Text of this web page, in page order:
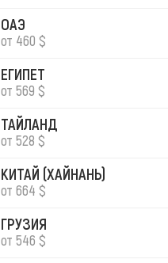
ОАЭ
от 460 $
ЕГИПЕТ
от 569 $
ТАЙЛАНД
от 528 $
КИТАЙ (ХАЙНАНЬ)
от 664 $
ГРУЗИЯ
от 546 $